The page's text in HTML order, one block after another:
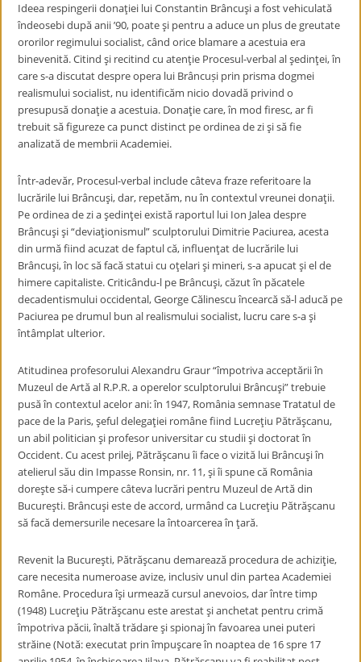
Ideea respingerii donaţiei lui Constantin Brâncuşi a fost vehiculată
îndeosebi după anii ’90, poate şi pentru a aduce un plus de greutate
ororilor regimului socialist, când orice blamare a acestuia era
binevenită. Citind şi recitind cu atenţie Procesul-verbal al şedinţei,în
care s-a discutat despre opera lui Brâncuși prin prisma dogmei
realismului socialist, nu identificăm nicio dovadă privind o
presupusă donaţie a acestuia. Donaţie care, în mod firesc, ar fi
trebuit să figureze ca punct distinct pe ordinea de zi şi să fie
analizată de membrii Academiei.
Într-adevăr, Procesul-verbal include câteva fraze referitoare la
lucrările lui Brâncuşi, dar, repetăm, nu în contextul vreunei donaţii.
Pe ordinea de zi a şedinţei există raportul lui Ion Jalea despre
Brâncuşi şi “deviaţionismul” sculptorului Dimitrie Paciurea, acesta
din urmă fiind acuzat de faptul că, influenţat de lucrările lui
Brâncuşi, în loc să facă statui cu oţelari şi mineri, s-a apucat şi el de
himere capitaliste. Criticându-l pe Brâncuşi, căzut în păcatele
decadentismului occidental, George Călinescu încearcă să-l aducă pe
Paciurea pe drumul bun al realismului socialist, lucru care s-a şi
întâmplat ulterior.
Atitudinea profesorului Alexandru Graur “împotriva acceptării în
Muzeul de Artă al R.P.R. a operelor sculptorului Brâncuşi” trebuie
pusă în contextul acelor ani: în 1947, România semnase Tratatul de
pace de la Paris, şeful delegaţiei române fiind Lucreţiu Pătrăşcanu,
un abil politician şi profesor universitar cu studii şi doctorat în
Occident. Cu acest prilej, Pătrăşcanu îi face o vizită lui Brâncuşi în
atelierul său din Impasse Ronsin, nr. 11, şi îi spune că România
doreşte să-i cumpere câteva lucrări pentru Muzeul de Artă din
Bucureşti. Brâncuşi este de accord, urmând ca Lucreţiu Pătrăşcanu
să facă demersurile necesare la întoarcerea în ţară.
Revenit la Bucureşti, Pătrăşcanu demarează procedura de achiziţie,
care necesita numeroase avize, inclusiv unul din partea Academiei
Române. Procedura îşi urmează cursul anevoios, dar între timp
(1948) Lucreţiu Pătrăşcanu este arestat şi anchetat pentru crimă
împotriva păcii, înaltă trădare şi spionaj în favoarea unei puteri
străine (Notă: executat prin împuşcare în noaptea de 16 spre 17